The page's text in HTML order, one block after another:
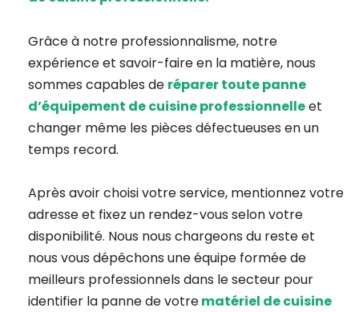
Grâce à notre professionnalisme, notre
expérience et savoir-faire en la matière, nous
sommes capables de réparer toute panne
d’équipement de cuisine professionnelleet
changer même les pièces défectueuses en un
temps record.
Après avoir choisi votre service, mentionnez votre
adresse et fixez un rendez-vous selon votre
disponibilité. Nous nous chargeons du reste et
nous vous dépêchons une équipe formée de
meilleurs professionnels dans le secteur pour
identifier la panne de votrematériel de cuisine